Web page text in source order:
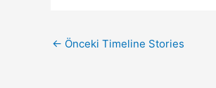
← Önceki Timeline Stories